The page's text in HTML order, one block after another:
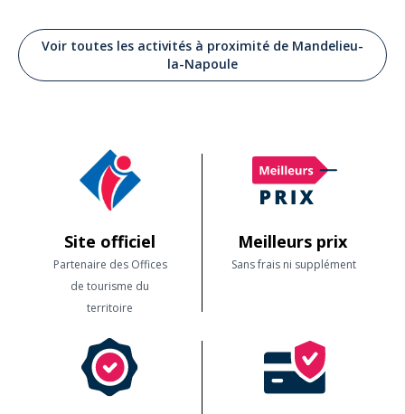
Voir toutes les activités à proximité de Mandelieu-
la-Napoule
Site officiel
Partenaire des Offices
de tourisme du
territoire
Meilleurs prix
Sans frais ni supplément